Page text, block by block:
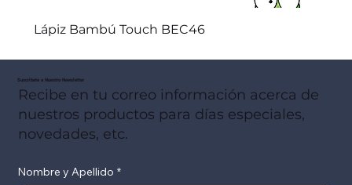
Lápiz Bambú Touch BEC46
Suscribete a Nuestro Newsletter
Recibe en tu correo información acerca de
nuestros productos para días especiales,
novedades, etc.
Nombre y Apellido *